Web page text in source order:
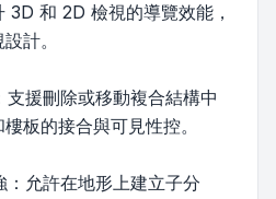
3D 和 2D 檢視的導覽效能，
計。
援刪除或移動複合結構中
板的接合與可見性控。
允許在地形上建立子分